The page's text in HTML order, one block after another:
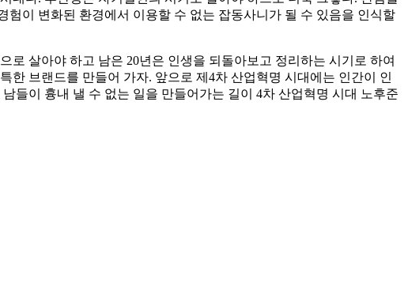
이 변화된 환경에서 이용할 수 없는 잡동사니가 될 수 있음을 인식할
로 살아야 하고 남은 20년은 인생을 되돌아보고 정리하는 시기로 하여
한 브랜드를 만들어 가자. 앞으로 제4차 산업혁명 시대에는 인간이 인
들이 흉내 낼 수 없는 일을 만들어가는 길이 4차 산업혁명 시대 노후준